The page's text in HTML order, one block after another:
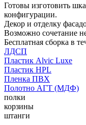
Готовы изготовить
конфигурации.
Декор и отделку
Возможно сочетание
Бесплатная сборка в
ЛДСП
Пластик Alvic Luxe
Пластик HPL
Пленка ПВХ
Полотно АГТ (МДФ)
полки
корзины
штанги